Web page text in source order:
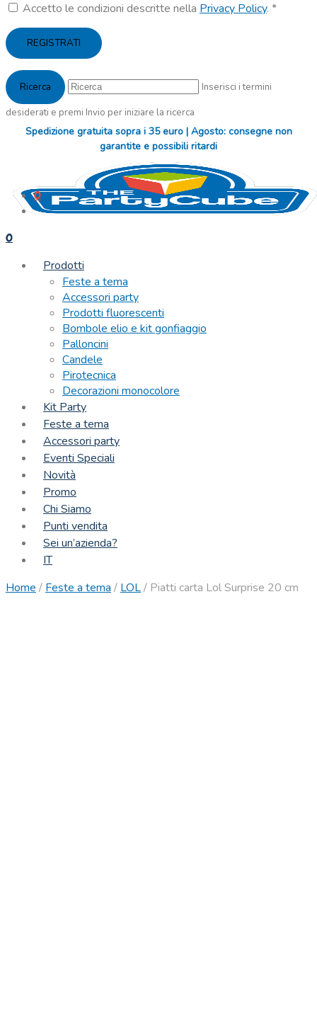
Accetto le condizioni descritte nella Privacy Policy. *
REGISTRATI
Inserisci i termini
desiderati e premi Invio per iniziare la ricerca
Spedizione gratuita sopra i 35 euro | Agosto: consegne non
garantite e possibili ritardi
0
0
Prodotti
Feste a tema
Accessori party
Prodotti fluorescenti
Bombole elio e kit gonfiaggio
Palloncini
Candele
Pirotecnica
Decorazioni monocolore
Kit Party
Feste a tema
Accessori party
Eventi Speciali
Novità
Promo
Chi Siamo
Punti vendita
Sei un’azienda?
IT
Home / Feste a tema / LOL/ Piatti carta Lol Surprise 20 cm